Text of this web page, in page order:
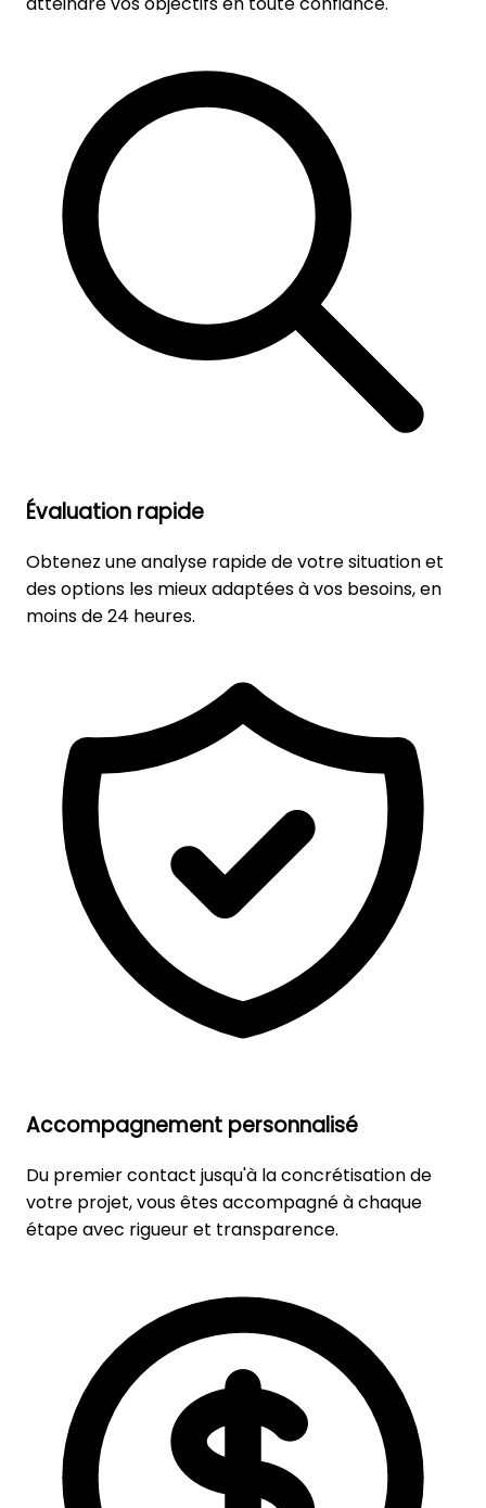
Évaluation rapide
Obtenez une analyse rapide de votre situation et
des options les mieux adaptées à vos besoins, en
moins de 24 heures.
Accompagnement personnalisé
Du premier contact jusqu'à la concrétisation de
votre projet, vous êtes accompagné à chaque
étape avec rigueur et transparence.